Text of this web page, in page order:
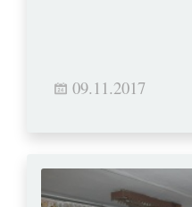
09.11.2017